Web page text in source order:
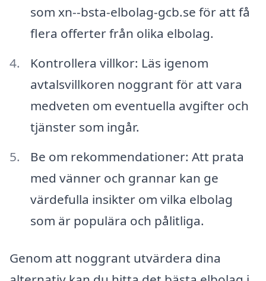
som xn--bsta-elbolag-gcb.se för att få
flera offerter från olika elbolag.
Kontrollera villkor: Läs igenom
avtalsvillkoren noggrant för att vara
medveten om eventuella avgifter och
tjänster som ingår.
Be om rekommendationer: Att prata
med vänner och grannar kan ge
värdefulla insikter om vilka elbolag
som är populära och pålitliga.
Genom att noggrant utvärdera dina